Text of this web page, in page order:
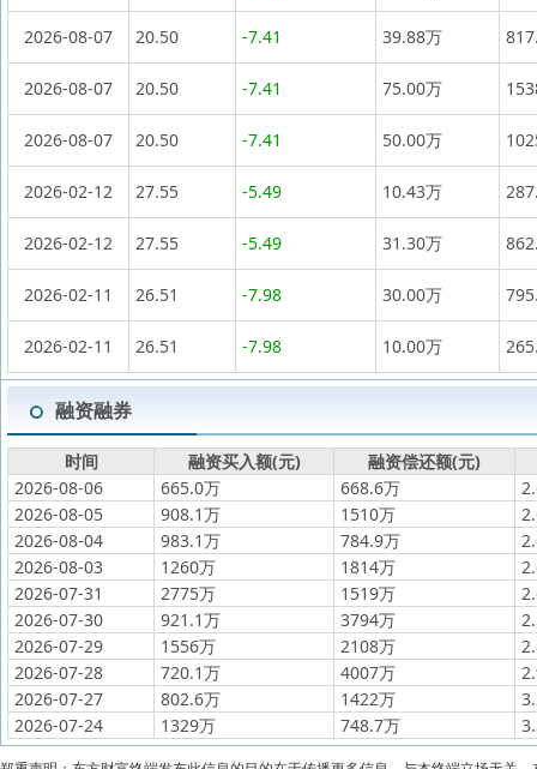
2026-08-07 20.50 -7.41 39.88万
2026-08-07 20.50 -7.41 75.00万
2026-08-07 20.50 -7.41 50.00万
2026-02-12 27.55 -5.49 10.43万
2026-02-12 27.55 -5.49 31.30万
2026-02-11 26.51 -7.98 30.00万
2026-02-11 26.51 -7.98 10.00万
融资融券
时间 融资买入额(元)
融资偿还额(元)
2026-08-06
665.0万 668.6万
2026-08-05
908.1万 1510万
2026-08-04
983.1万 784.9万
2026-08-03
1260万 1814万
2026-07-31
2775万 1519万
2026-07-30
921.1万 3794万
2026-07-29
1556万 2108万
2026-07-28
720.1万 4007万
2026-07-27
802.6万 1422万
2026-07-24
1329万 748.7万